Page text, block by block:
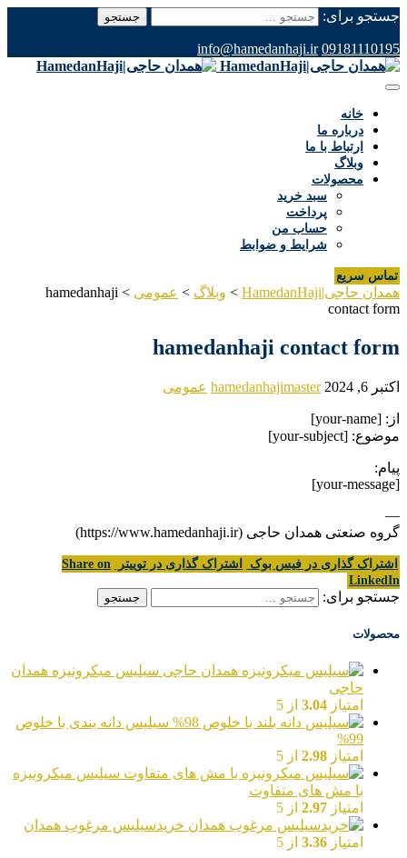
جستجو برای:
09181110195
info@hamedanhaji.ir
خانه
درباره ما
ارتباط با ما
وبلاگ
محصولات
سبد خرید
پرداخت
حساب من
شرایط و ضوابط
تماس سریع
همدان حاجی|HamedanHaji > وبلاگ > عمومی >
hamedanhaji
contact form
hamedanhaji contact form
اکتبر 6, 2024 hamedanhajimaster عمومی
از: [your-name]
موضوع: [your-subject]
پیام:
[your-message]
—
گروه صنعتی همدان حاجی (https://www.hamedanhaji.ir)
اشتراک گذاری در فیس بوک اشتراک گذاری در توییتر
Share on
LinkedIn
جستجو برای:
محصولات
سیلیس میکرونیزه همدان
حاجی
امتیاز 3.04 از 5
سیلیس دانه بندی با خلوص
99%
امتیاز 2.98 از 5
سیلیس میکرونیزه
با مش های متفاوت
امتیاز 2.97 از 5
خریدسیلیس مرغوب همدان
امتیاز 3.36 از 5